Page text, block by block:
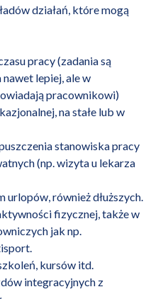
działań, które mogą
pracy (zadania są
lepiej, ale w
pracownikowi)
na stałe lub w
stanowiska pracy
(np. wizyta u lekarza
również dłuższych.
fizycznej, także w
jak np.
kursów itd.
integracyjnych z